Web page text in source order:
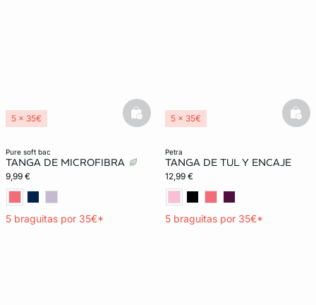
pure soft bac
TANGA DE MICROFIBRA
9,99 €
5 braguitas por 35€*
5 x 35€
basketfull
petra
TANGA DE TUL Y ENCAJE
12,99 €
5 braguitas por 35€*
5 x 35€